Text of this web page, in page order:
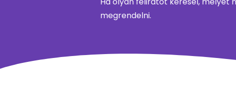
megrendelni.